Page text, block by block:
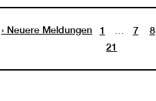
Neuere Meldungen 1 7 8
21